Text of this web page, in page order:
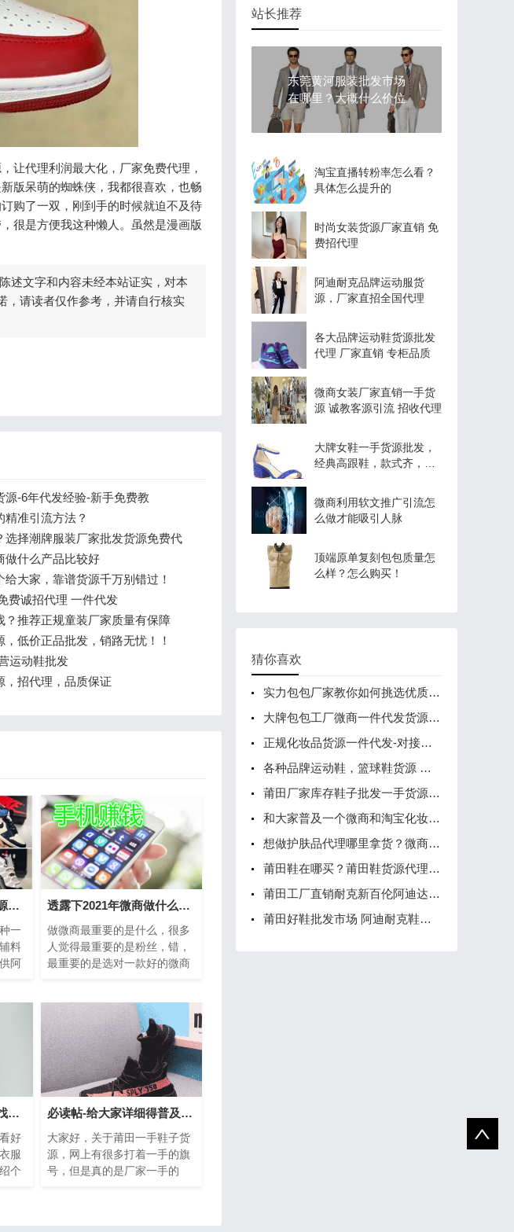
让代理利润最大化，厂家免费代理，
版呆萌的蜘蛛侠，我都很喜欢，也畅
购了一双，刚到手的时候就迫不及待
很是方便我这种懒人。虽然是漫画版
述文字和内容未经本站证实，对本
，请读者仅作参考，并请自行核实
-6年代发经验-新手免费教
准引流方法？
选择潮牌服装厂家批发货源免费代
做什么产品比较好
大家，靠谱货源千万别错过！
费诚招代理 一件代发
？推荐正规童装厂家质量有保障
低价正品批发，销路无忧！！
运动鞋批发
，招代理，品质保证
网上潮牌服饰，潮鞋货源找厂家直销一件代发
一
料
阿
透露下2021年微商做什么产品最赚钱好卖
做微商最重要的是什么，很多
人觉得最重要的是粉丝，错，
最重要的是选对一款好的微商
开网店卖衣服货源怎么找？介绍个潮牌服装批发网上进货渠道
好
服
个
必读帖-给大家详细得普及一下莆田一手鞋子货源
大家好，关于莆田一手鞋子货
源，网上有很多打着一手的旗
号，但是真的是厂家一手的
站长推荐
东莞黄河服装批发市场
在哪里？大概什么价位
淘宝直播转粉率怎么看？
具体怎么提升的
时尚女装货源厂家直销 免
费招代理
阿迪耐克品牌运动服货
源，厂家直招全国代理
各大品牌运动鞋货源批发
代理 厂家直销 专柜品质
微商女装厂家直销一手货
源 诚教客源引流 招收代理
大牌女鞋一手货源批发，
经典高跟鞋，款式齐，价
微商利用软文推广引流怎
么做才能吸引人脉
顶端原单复刻包包质量怎
么样？怎么购买！
猜你喜欢
实力包包厂家教你如何挑选优质的奢侈品包包小技巧
大牌包包工厂微商一件代发货源，诚邀全国代理加盟
正规化妆品货源一件代发-对接实体店批发-网销免费代发
各种品牌运动鞋，篮球鞋货源 工厂直发每天更新爆款
莆田厂家库存鞋子批发一手货源，大量现货支持一件代发
和大家普及一个微商和淘宝化妆品的进货渠道
想做护肤品代理哪里拿货？微商总代一般几折拿货
莆田鞋在哪买？莆田鞋货源代理 一双代发 招学生代理
莆田工厂直销耐克新百伦阿迪达斯运动鞋服/微商货源/免费招收代理
莆田好鞋批发市场 阿迪耐克鞋子一手货源